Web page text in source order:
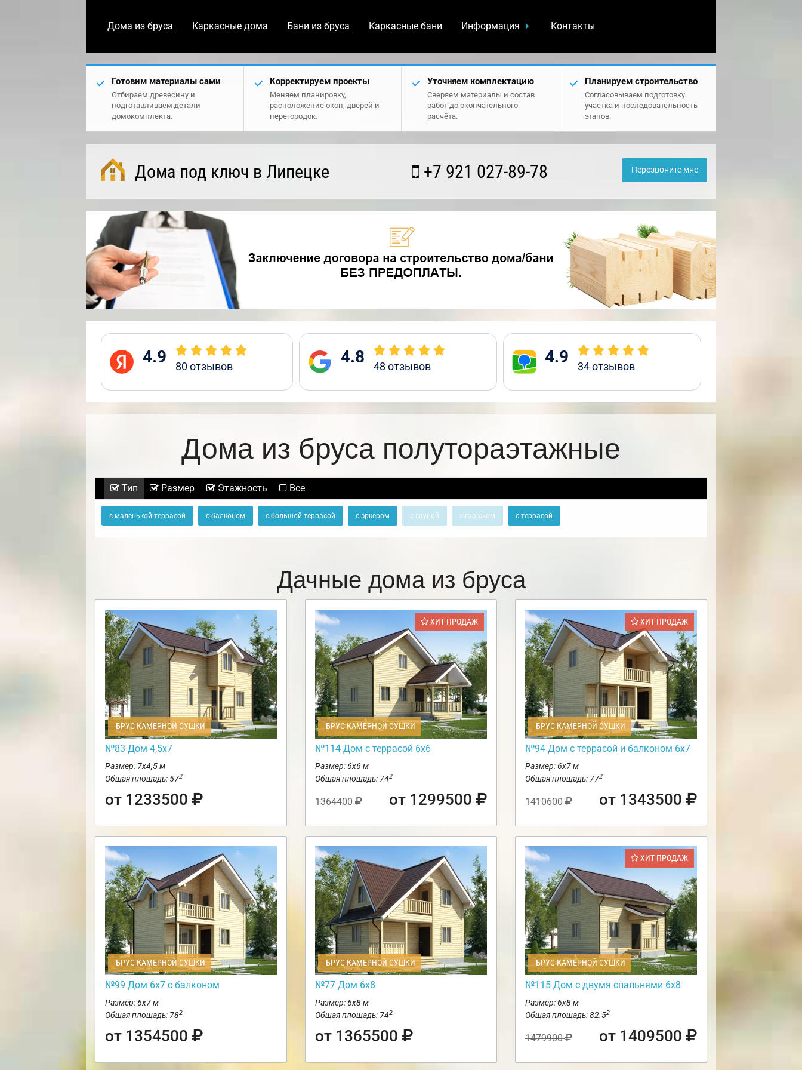
Дома из бруса Каркасные дома Бани из бруса Каркасные бани Информация Контакты
Готовим материалы сами
Отбираем древесину и
подготавливаем детали
домокомплекта.
Корректируем проекты
Меняем планировку,
расположение окон, дверей и
перегородок.
Уточняем комплектацию
Сверяем материалы и состав
работ до окончательного
расчёта.
Планируем строительство
Согласовываем подготовку
участка и последовательность
этапов.
Дома под ключ в Липецке +7 921 027-89-78 Перезвоните мне
4.9 80отзывов 4.8 48 отзывов 4.9 34отзывов
Дома из бруса полутораэтажные
Тип Размер Этажность Все
с маленькой террасой с балконом с большой террасой с эркером с сауной с гаражом с террасой
Дачные дома из бруса
БРУС КАМЕРНОЙ СУШКИ
№83 Дом 4,5х7
Размер: 7х4,5 м
Общая площадь: 572
от 1233500
ХИТ ПРОДАЖ
БРУС КАМЕРНОЙ СУШКИ
№114 Дом с террасой 6х6
Размер: 6х6 м
Общая площадь: 742
1364400 от 1299500
ХИТ ПРОДАЖ
БРУС КАМЕРНОЙ СУШКИ
№94 Дом с террасой и балконом 6х7
Размер: 6х7 м
Общая площадь: 772
1410600 от 1343500
БРУС КАМЕРНОЙ СУШКИ
№99 Дом 6х7 с балконом
Размер: 6х7 м
Общая площадь: 782
от 1354500
БРУС КАМЕРНОЙ СУШКИ
№77 Дом 6х8
Размер: 6х8 м
Общая площадь: 742
от 1365500
ХИТ ПРОДАЖ
БРУС КАМЕРНОЙ СУШКИ
№115 Дом с двумя спальнями 6х8
Размер: 6х8 м
Общая площадь: 82.52
1479900 от 1409500